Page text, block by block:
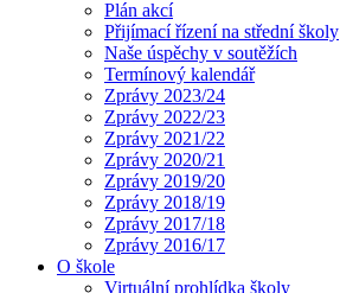
Plán akcí
Přijímací řízení na střední školy
Naše úspěchy v soutěžích
Termínový kalendář
Zprávy 2023/24
Zprávy 2022/23
Zprávy 2021/22
Zprávy 2020/21
Zprávy 2019/20
Zprávy 2018/19
Zprávy 2017/18
Zprávy 2016/17
O škole
Virtuální prohlídka školy